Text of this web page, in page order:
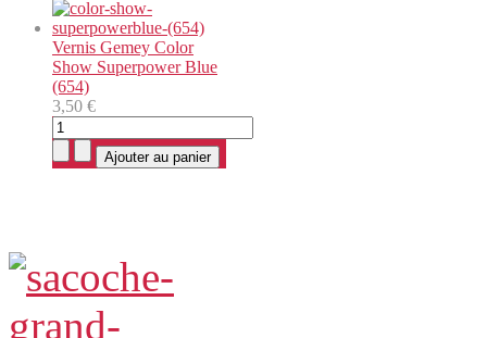
Vernis Gemey Color
Show Superpower Blue
(654)
3,50 €